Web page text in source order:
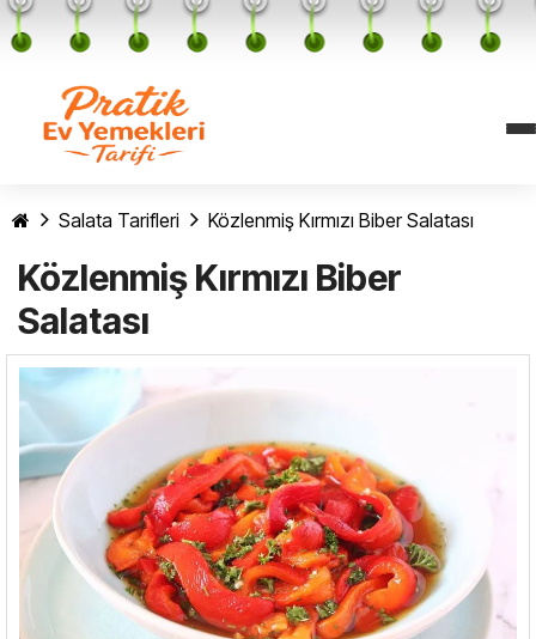
Salata Tarifleri Közlenmiş Kırmızı Biber Salatası
Közlenmiş Kırmızı Biber
Salatası